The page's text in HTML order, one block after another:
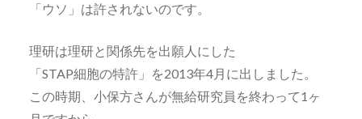
「ウソ」は許されないのです。
理研は理研と関係先を出願人にした
「STAP細胞の特許」を2013年4月に出しました。
この時期、小保方さんが無給研究員を終わって1ヶ